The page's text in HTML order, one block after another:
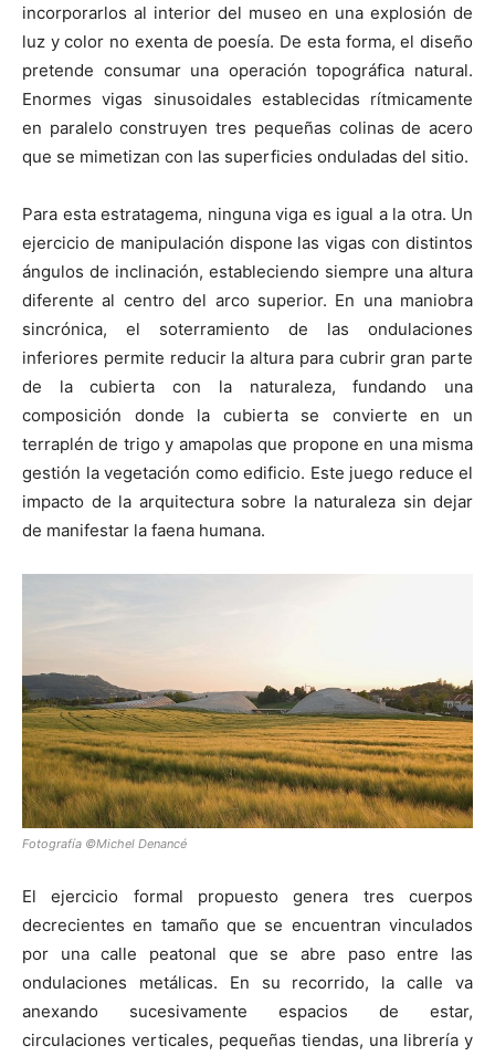
incorporarlos al interior del museo en una explosión de
luz y color no exenta de poesía. De esta forma, el diseño
pretende consumar una operación topográfica natural.
Enormes vigas sinusoidales establecidas rítmicamente
en paralelo construyen tres pequeñas colinas de acero
que se mimetizan con las superficies onduladas del sitio.
Para esta estratagema, ninguna viga es igual a la otra. Un
ejercicio de manipulación dispone las vigas con distintos
ángulos de inclinación, estableciendo siempre una altura
diferente al centro del arco superior. En una maniobra
sincrónica, el soterramiento de las ondulaciones
inferiores permite reducir la altura para cubrir gran parte
de la cubierta con la naturaleza, fundando una
composición donde la cubierta se convierte en un
terraplén de trigo y amapolas que propone en una misma
gestión la vegetación como edificio. Este juego reduce el
impacto de la arquitectura sobre la naturaleza sin dejar
de manifestar la faena humana.
Fotografía ©Michel Denancé
El ejercicio formal propuesto genera tres cuerpos
decrecientes en tamaño que se encuentran vinculados
por una calle peatonal que se abre paso entre las
ondulaciones metálicas. En su recorrido, la calle va
anexando sucesivamente espacios de estar,
circulaciones verticales, pequeñas tiendas, una librería y